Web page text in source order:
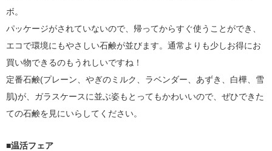
ボ。
パッケージがされていないので、帰ってからすぐ使うことができ、
エコで環境にもやさしい石鹸が並びます。通常よりも少しお得にお
買い物できるのもうれしいですね！
定番石鹸(プレーン、やぎのミルク、ラベンダー、あずき、白樺、雪
肌)が、ガラスケースに並ぶ姿もとってもかわいいので、ぜひできた
ての石鹸を見にいらしてください。
■温活フェア